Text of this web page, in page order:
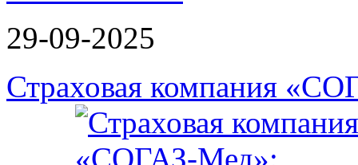
29-09-2025
Страховая компания